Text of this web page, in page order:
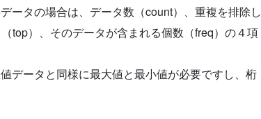
ータの場合は、データ数（count）、重複を排除し
top）、そのデータが含まれる個数（freq）の４項
データと同様に最大値と最小値が必要ですし、桁